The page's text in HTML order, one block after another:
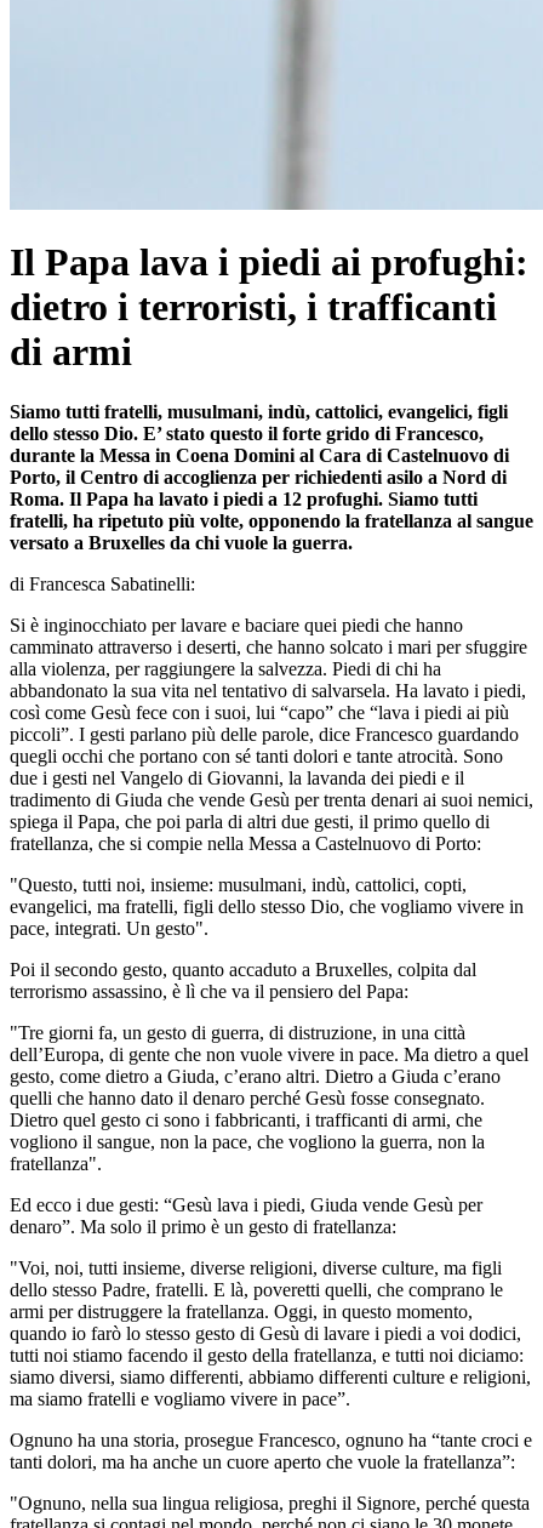
Il Papa lava i piedi ai profughi:
dietro i terroristi, i trafficanti
di armi
Siamo tutti fratelli, musulmani, indù, cattolici, evangelici, figli
dello stesso Dio. E’ stato questo il forte grido di Francesco,
durante la Messa in Coena Domini al Cara di Castelnuovo di
Porto, il Centro di accoglienza per richiedenti asilo a Nord di
Roma. Il Papa ha lavato i piedi a 12 profughi. Siamo tutti
fratelli, ha ripetuto più volte, opponendo la fratellanza al sangue
versato a Bruxelles da chi vuole la guerra.
di Francesca Sabatinelli:
Si è inginocchiato per lavare e baciare quei piedi che hanno
camminato attraverso i deserti, che hanno solcato i mari per sfuggire
alla violenza, per raggiungere la salvezza. Piedi di chi ha
abbandonato la sua vita nel tentativo di salvarsela. Ha lavato i piedi,
così come Gesù fece con i suoi, lui “capo” che “lava i piedi ai più
piccoli”. I gesti parlano più delle parole, dice Francesco guardando
quegli occhi che portano con sé tanti dolori e tante atrocità. Sono
due i gesti nel Vangelo di Giovanni, la lavanda dei piedi e il
tradimento di Giuda che vende Gesù per trenta denari ai suoi nemici,
spiega il Papa, che poi parla di altri due gesti, il primo quello di
fratellanza, che si compie nella Messa a Castelnuovo di Porto:
"Questo, tutti noi, insieme: musulmani, indù, cattolici, copti,
evangelici, ma fratelli, figli dello stesso Dio, che vogliamo vivere in
pace, integrati. Un gesto".
Poi il secondo gesto, quanto accaduto a Bruxelles, colpita dal
terrorismo assassino, è lì che va il pensiero del Papa:
"Tre giorni fa, un gesto di guerra, di distruzione, in una città
dell’Europa, di gente che non vuole vivere in pace. Ma dietro a quel
gesto, come dietro a Giuda, c’erano altri. Dietro a Giuda c’erano
quelli che hanno dato il denaro perché Gesù fosse consegnato.
Dietro quel gesto ci sono i fabbricanti, i trafficanti di armi, che
vogliono il sangue, non la pace, che vogliono la guerra, non la
fratellanza".
Ed ecco i due gesti: “Gesù lava i piedi, Giuda vende Gesù per
denaro”. Ma solo il primo è un gesto di fratellanza:
"Voi, noi, tutti insieme, diverse religioni, diverse culture, ma figli
dello stesso Padre, fratelli. E là, poveretti quelli, che comprano le
armi per distruggere la fratellanza. Oggi, in questo momento,
quando io farò lo stesso gesto di Gesù di lavare i piedi a voi dodici,
tutti noi stiamo facendo il gesto della fratellanza, e tutti noi diciamo:
siamo diversi, siamo differenti, abbiamo differenti culture e religioni,
ma siamo fratelli e vogliamo vivere in pace”.
Ognuno ha una storia, prosegue Francesco, ognuno ha “tante croci e
tanti dolori, ma ha anche un cuore aperto che vuole la fratellanza”:
"Ognuno, nella sua lingua religiosa, preghi il Signore, perché questa